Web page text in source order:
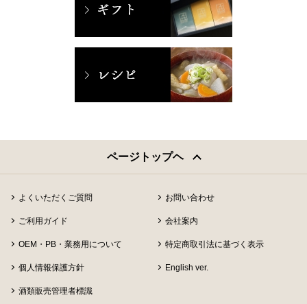
ページトップヘ
よくいただくご質問 お問い合わせ
ご利用ガイド 会社案内
OEM・PB・業務用について 特定商取引法に基づく表示
個人情報保護方針 English ver.
酒類販売管理者標識